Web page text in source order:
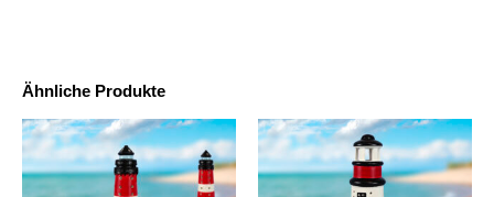
Ähnliche Produkte